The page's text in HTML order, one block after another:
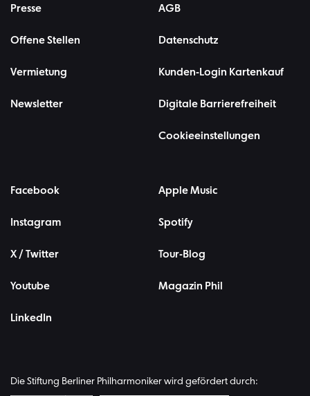
Presse
Offene Stellen
Vermietung
Newsletter
AGB
Datenschutz
Kunden-Login Kartenkauf
Digitale Barrierefreiheit
Cookieeinstellungen
Facebook
Instagram
X / Twitter
Youtube
LinkedIn
Apple Music
Spotify
Tour-Blog
Magazin Phil
Die Stiftung Berliner Philharmoniker wird gefördert durch: